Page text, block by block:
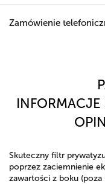
Zamówienie
INFORMACJE
Skuteczny filtr
poprzez zaciemnienie
zawartości z boku